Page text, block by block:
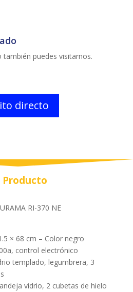
puedes visitarnos.
directo
Producto
RI-370 NE
× 68 cm – Color negro
control electrónico
templado, legumbrera, 3
vidrio, 2 cubetas de hielo